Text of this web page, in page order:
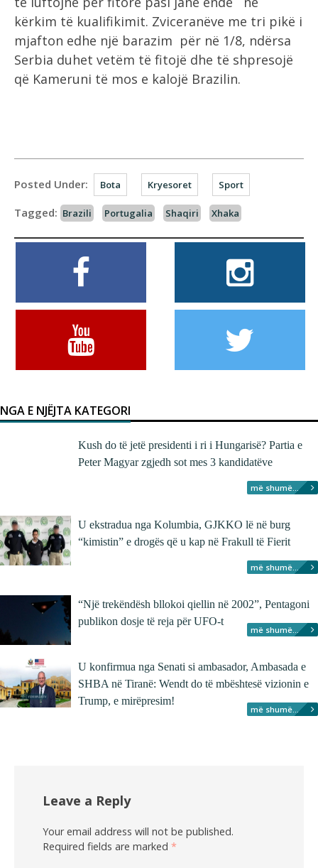
kërkim të kualifikimit. Zviceranëve me tri pikë i
mjafton edhe një barazim për në 1/8, ndërsa
Serbia duhet vetëm të fitojë dhe të shpresojë
që Kameruni të mos e kalojë Brazilin.
Posted Under: Bota Kryesoret Sport
Tagged: Brazili Portugalia Shaqiri Xhaka
NGA E NJËJTA KATEGORI
Kush do të jetë presidenti i ri i Hungarisë? Partia e
Peter Magyar zgjedh sot mes 3 kandidatëve
më shumë...
U ekstradua nga Kolumbia, GJKKO lë në burg
“kimistin” e drogës që u kap në Frakull të Fierit
më shumë...
“Një trekëndësh bllokoi qiellin në 2002”, Pentagoni
publikon dosje të reja për UFO-t
më shumë...
U konfirmua nga Senati si ambasador, Ambasada e
SHBA në Tiranë: Wendt do të mbështesë vizionin e
Trump, e mirëpresim!
më shumë...
Leave a Reply
Your email address will not be published.
Required fields are marked *